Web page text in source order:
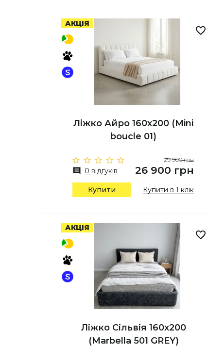
АКЦІЯ
Ліжко Айро 160х200 (Mini
boucle 01)
0 відгуків
29 900 грн
26 900 грн
Купити Купити в 1 клік
АКЦІЯ
Ліжко Сільвія 160x200
(Marbella 501 GREY)